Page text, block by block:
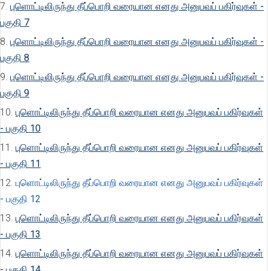
7. புளொட்டிலிருந்து தீப்பொறி வரையான எனது அனுபவப் பகிர்வுகள் -
பகுதி 7
8. புளொட்டிலிருந்து தீப்பொறி வரையான எனது அனுபவப் பகிர்வுகள் -
பகுதி 8
9. புளொட்டிலிருந்து தீப்பொறி வரையான எனது அனுபவப் பகிர்வுகள் -
பகுதி 9
10. புளொட்டிலிருந்து தீப்பொறி வரையான எனது அனுபவப் பகிர்வுகள்
- பகுதி 10
11. புளொட்டிலிருந்து தீப்பொறி வரையான எனது அனுபவப் பகிர்வுகள்
- பகுதி 11
12. புளொட்டிலிருந்து தீப்பொறி வரையான எனது அனுபவப் பகிர்வுகள்
- பகுதி 12
13. புளொட்டிலிருந்து தீப்பொறி வரையான எனது அனுபவப் பகிர்வுகள்
- பகுதி 13
14. புளொட்டிலிருந்து தீப்பொறி வரையான எனது அனுபவப் பகிர்வுகள்